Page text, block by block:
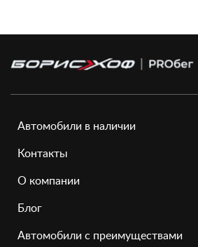
Автомобили в наличии
Контакты
О компании
Блог
Автомобили с преимуществами